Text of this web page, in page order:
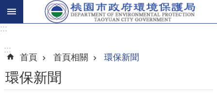
搜
尋
:::
:::
首頁
首頁相關 環保新聞
環保新聞